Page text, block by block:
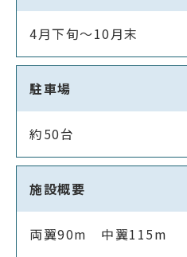
4月下旬～10月末
駐車場
約50台
施設概要
両翼90m 中翼115m